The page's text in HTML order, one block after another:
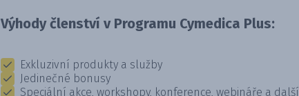
Výhody členství v Programu Cymedica Plus:
Exkluzivní produkty a služby
Jedinečné bonusy
Speciální akce, workshopy, konference, webináře a další